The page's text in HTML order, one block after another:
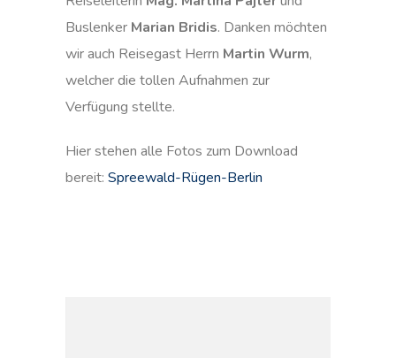
Buslenker Marian Bridis. Danken möchten
wir auch Reisegast Herrn Martin Wurm,
welcher die tollen Aufnahmen zur
Verfügung stellte.
Hier stehen alle Fotos zum Download
bereit: Spreewald-Rügen-Berlin